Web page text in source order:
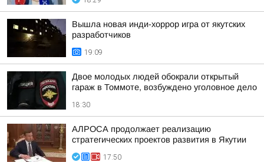
Вышла новая инди-хоррор игра от якутских
разработчиков
19:09
Двое молодых людей обокрали открытый
гараж в Томмоте, возбуждено уголовное дело
18:30
АЛРОСА продолжает реализацию
стратегических проектов развития в Якутии
17:50